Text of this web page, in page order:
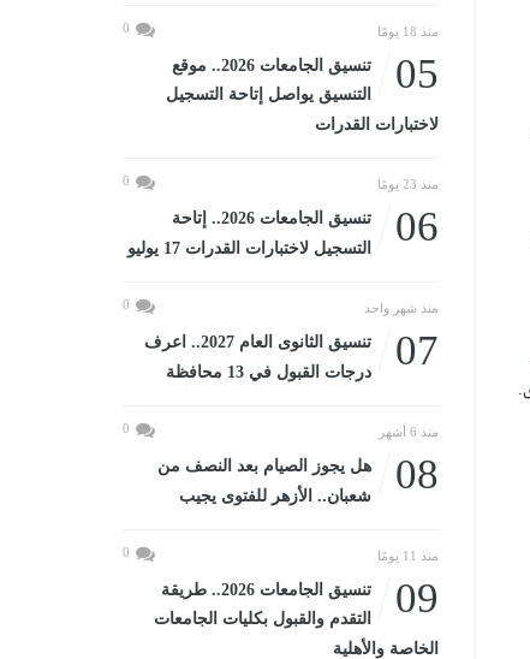
منذ 18 يومًا 0
05
تنسيق الجامعات 2026.. موقع
التنسيق يواصل إتاحة التسجيل
لاختبارات القدرات
منذ 23 يومًا 0
06
تنسيق الجامعات 2026.. إتاحة
التسجيل لاختبارات القدرات 17 يوليو
منذ شهر واحد 0
07
تنسيق الثانوى العام 2027.. اعرف
درجات القبول في 13 محافظة
منذ 6 أشهر 0
08
هل يجوز الصيام بعد النصف من
شعبان.. الأزهر للفتوى يجيب
منذ 11 يومًا 0
09
تنسيق الجامعات 2026.. طريقة
التقدم والقبول بكليات الجامعات
الخاصة والأهلية